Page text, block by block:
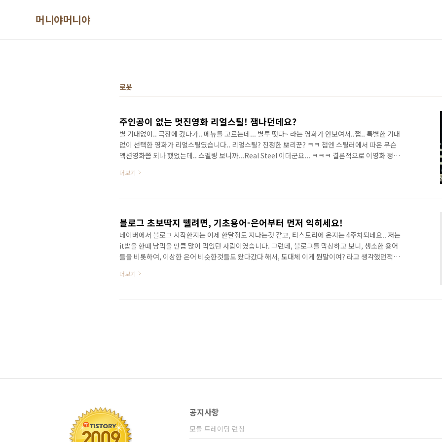
머니야머니야
로봇
주인공이 없는 멋진영화 리얼스틸! 잼나던데요?
별 기대없이.. 극장에 갔다가.. 메뉴를 고르는데... 별루 떳다~ 라는 영화가 안보여서..쩝.. 특별한 기대
없이 선택한 영화가 리얼스틸였습니다.. 리얼스틸? 진정한 뽀리꾼? ㅋㅋ 첨엔 스틸러에서 따온 무슨
액션영화쯤 되나 했었는데.. 스펠링 보니까...Real Steel 이더군요... ㅋㅋㅋ 결론적으로 이영화 정말
절묘하게 합쳐진듯한.... 멋진 리얼스틸 로봇 영상들.. 식상한 어지간한 복싱영화 및 로봇영화들과는..
고.. ㅡㅡ 로봇 소재를 복싱대전에 접목시킨.... 반짝이는..그 크리에이티브가..
더보기
블로그 초보딱지 뗄려면, 기초용어-은어부터 먼저 익히세요!
네이버에서 블로그 시작한지는 이제 한달정도 지나는것 같고, 티스토리에 온지는 4주차되네요.. 저는
it밥을 한때 남먹을 만큼 많이 먹었던 사람이였습니다. 그런데, 블로그를 막상하고 보니, 생소한 용어
들을 비롯하여, 이상한 은어 비슷한것들도 왔다갔다 해서, 도대체 이게 뭔말이여? 라고 생각했던적이
놈의 알아먹을 수 없는 말들이 그렇게 많으냐며, 팽개치더군요..ㅋㅋ 사실..알고보면 별것들도 아닌
이랑 은어들을 나름 모아서 초보의 눈높이에서 함 써보겠습니다. 이글을 쓰기전에..지식검색도 찾아
더보기
공지사항
모듈 트레이딩 런칭